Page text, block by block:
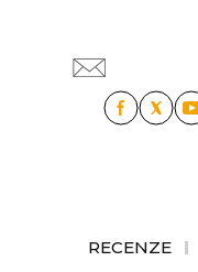
RECENZE